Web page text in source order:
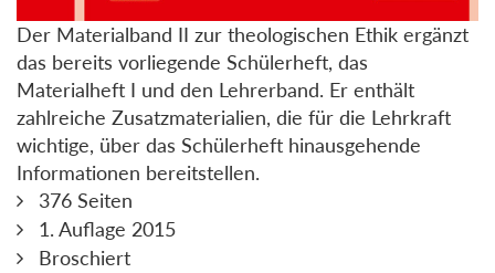
Der Materialband II zur theologischen Ethik ergänzt
das bereits vorliegende Schülerheft, das
Materialheft I und den Lehrerband. Er enthält
zahlreiche Zusatzmaterialien, die für die Lehrkraft
wichtige, über das Schülerheft hinausgehende
Informationen bereitstellen.
376 Seiten
1. Auflage 2015
Broschiert